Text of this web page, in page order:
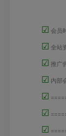
☑ 会员
☑ 全站
☑ 推广
☑ 内部
☑
☑
☑